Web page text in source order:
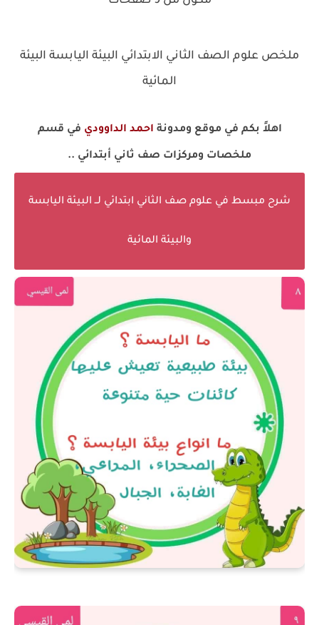
ملخص علوم الصف الثاني الابتدائي البيئة اليابسة البيئة
المائية
اهلاً بكم في موقع ومدونة احمد الداوودي في قسم
ملخصات ومركزات صف ثاني أبتدائي ..
شرح مبسط في علوم صف الثاني ابتدائي لــ البيئة اليابسة
والبيئة المائية